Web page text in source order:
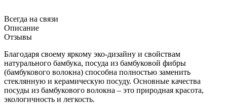
Всегда на связи
Описание
Отзывы
Благодаря своему яркому эко-дизайну и свойствам
натурального бамбука, посуда из бамбуковой фибры
(бамбукового волокна) способна полностью заменить
стеклянную и керамическую посуду. Основные качества
посуды из бамбукового волокна – это природная красота,
экологичность и легкость.